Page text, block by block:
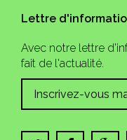
Lettre
Avec notre lettre
fait de l'actualité.
Inscrivez-vous